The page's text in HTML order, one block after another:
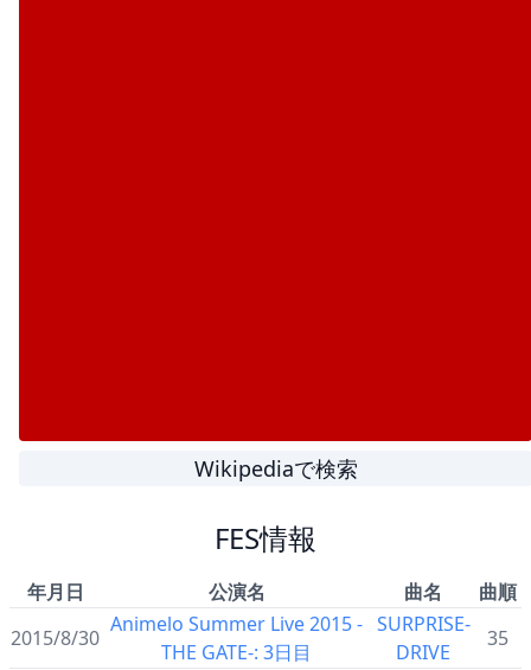
Wikipediaで検索
FES情報
年月日 公演名 曲名
曲順
2015/8/30
Animelo Summer Live 2015 -
THE GATE-: 3日目
SURPRISE-
DRIVE
35